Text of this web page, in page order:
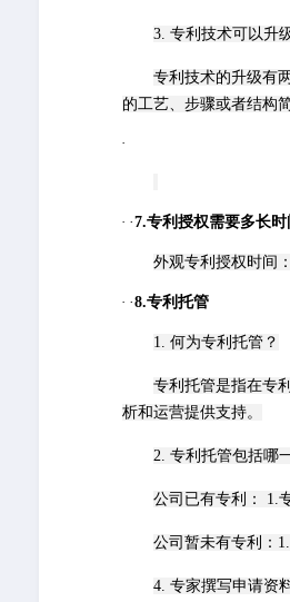
3. 专利技术可以升
专利技术的升级有
的工艺、步骤或者结构
·
· ·7.专利授权需要多长时
外观专利授权时间
· ·8.专利托管
1. 何为专利托管？
专利托管是指在专
析和运营提供支持。
2. 专利托管包括哪
公司已有专利： 1.
公司暂未有专利：
4. 专家撰写申请资